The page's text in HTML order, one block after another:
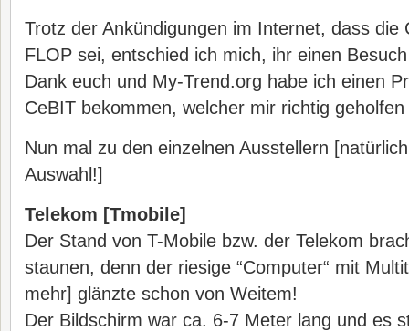
Trotz der Ankündigungen im Internet, dass die
FLOP sei, entschied ich mich, ihr einen
Dank euch und My-Trend.org habe ich einen
CeBIT bekommen, welcher mir richtig
Nun mal zu den einzelnen Ausstellern
Auswahl!]
Telekom [Tmobile]
Der Stand von T-Mobile bzw. der Telekom
staunen, denn der riesige “Computer“ mit
mehr] glänzte schon von Weitem!
Der Bildschirm war ca. 6-7 Meter lang und es